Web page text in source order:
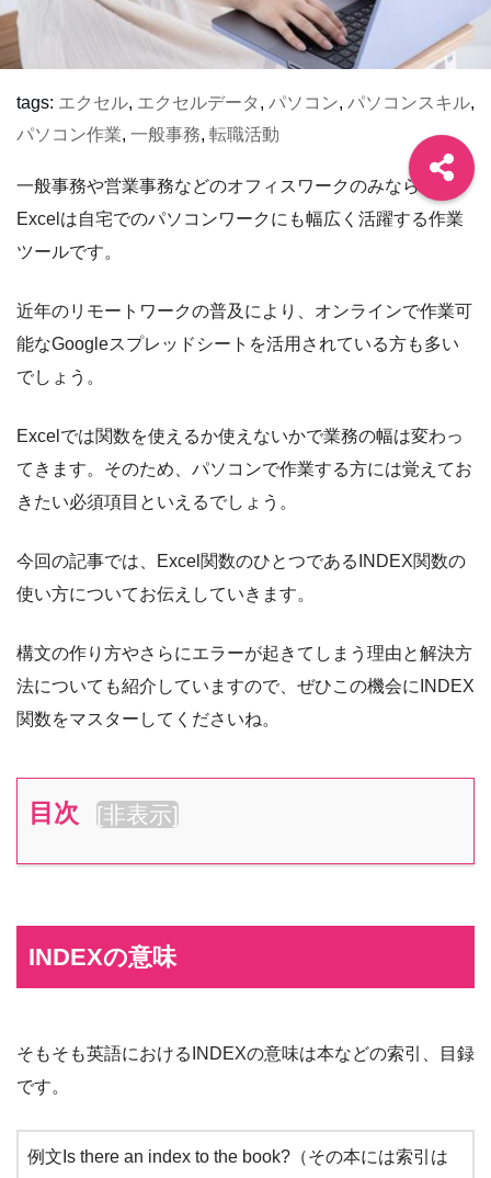
tags: エクセル, エクセルデータ , パソコン, パソコンスキル,
パソコン作業, 一般事務, 転職活動
一般事務や営業事務などのオフィスワークのみならず、
Excelは自宅でのパソコンワークにも幅広く活躍する作業
ツールです。
近年のリモートワークの普及により、オンラインで作業可
能なGoogleスプレッドシートを活用されている方も多い
でしょう。
Excelでは関数を使えるか使えないかで業務の幅は変わっ
てきます。そのため、パソコンで作業する方には覚えてお
きたい必須項目といえるでしょう。
今回の記事では、Excel関数のひとつであるINDEX関数の
使い方についてお伝えしていきます。
構文の作り方やさらにエラーが起きてしまう理由と解決方
法についても紹介していますので、ぜひこの機会にINDEX
関数をマスターしてくださいね。
目次 [非表示]
INDEXの意味
そもそも英語におけるINDEXの意味は本などの索引、目録
です。
例文Is there an index to the book?（その本には索引は